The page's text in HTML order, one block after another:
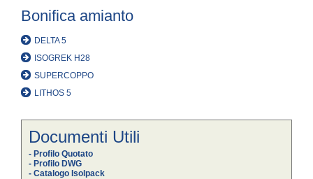
Bonifica amianto
DELTA 5
ISOGREK H28
SUPERCOPPO
LITHOS 5
Documenti Utili
- Profilo Quotato
- Profilo DWG
- Catalogo Isolpack